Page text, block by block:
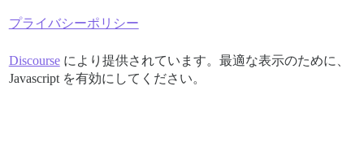
プライバシーポリシー
Discourseにより提供されています。最適な表示のために、
Javascript を有効にしてください。